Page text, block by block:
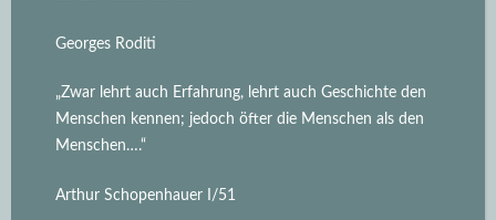
Georges Roditi
„Zwar lehrt auch Erfahrung, lehrt auch Geschichte den
Menschen kennen; jedoch öfter die Menschen als den
Menschen….“
Arthur Schopenhauer I/51